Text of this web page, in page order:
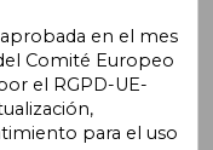
3 (08940),
Reservados.en el mes
Comité Europeo
el RGPD-UE-
para el uso